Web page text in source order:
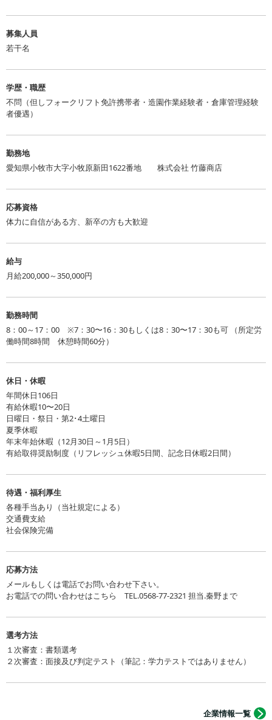
まだ手付かずのことがいっぱい！ 目の前には、新しい可能性を切
り開くことができる様々な素材やサービスの大海原がひろがってい
ます。私たちとともに、いろいろなことにチャレンジしてみません
か？
この職場は、確かに昔は３K職場と揶揄されたこともあります。き
しばありました。でも、このままではいけないとの危機感を持ち、
13,000平米を数える在庫置き場の環境整備、整理整頓、そして安全
管理にも力を入れ、また、残業を伴わないシフト制（7:30～16:30勤
務・8:00～17:00勤務・8:30～17:30勤務）を導入、さらに電話応対
時間の徹底により、劇的な労働時間の短縮につなげることができま
また、社員さんの要望に沿った勤務時間で働いていただくことにも
の取得奨励制度も他社より先駆けて導入、助け合いながら、ワーク
ライフバランスがとれる職場環境となってきました。まだまだ、課
すい環境を整えてまいります。その甲斐あってか、当社の離職率は
非常に低く、一度入社したらほとんどの方が離職せずに長くお勤め
いただいています。社員から出る様々な改善要望やアイデアに耳を
傾け、少しずつ働く環境を整備しながら、やりがいのある職場にで
きるよう努力しているところも皆さんには理解されているのだと思
います。
当社では、約20年前から社員全員の健康管理として「高度健康診断
（人間ドック）」を毎年受診しています。また、職場における分煙
環境の実現として、事務所棟から離れた位置に「煤煙装置を伴う喫
が、今後は、健康に留意され、全社禁煙体制へと一歩を踏み出した
いと思っています。
なかなか進まないのが、人材採用と育成です。冒頭で述べました
が、当社は、大企業でも先端産業でもなく、名の知られた企業でも
ありません。ですから、人材採用には本当に苦戦しています。今現
在、業務標準化の事務作業や基幹システムの改変、さらにWEBサイ
ニア)分野で自信をもって力を発揮していただける方は特に大歓迎で
募集人員
若干名
学歴・職歴
不問（但しフォークリフト免許携帯者・造園作業経験者・倉庫管理経験
者優遇）
勤務地
愛知県小牧市大字小牧原新田1622番地 株式会社 竹藤商店
応募資格
体力に自信がある方、新卒の方も大歓迎
給与
月給200,000～350,000円
勤務時間
8：00～17：00 ※7：30〜16：30もしくは8：30〜17：30も可 （所定労
働時間8時間 休憩時間60分）
休日・休暇
年間休日106日
有給休暇10〜20日
日曜日・祭日・第2･4土曜日
夏季休暇
年末年始休暇（12月30日～1月5日）
有給取得奨励制度（リフレッシュ休暇5日間、記念日休暇2日間）
待遇・福利厚生
各種手当あり（当社規定による）
交通費支給
社会保険完備
応募方法
メールもしくは電話でお問い合わせ下さい。
お電話での問い合わせはこちら TEL.0568-77-2321 担当.秦野まで
選考方法
１次審査：書類選考
２次審査：面接及び判定テスト（筆記：学力テストではありません）
企業情報一覧